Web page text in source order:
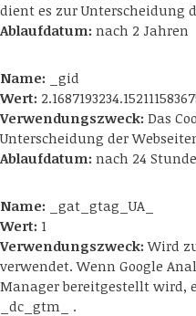
dient es zur Unterscheidung
Ablaufdatum: nach 2 Jahren
Name: _gid
Wert:
Verwendungszweck: Das
Unterscheidung der
Ablaufdatum: nach 24
Name: _gat_gtag_UA_
Wert: 1
Verwendungszweck: Wird
verwendet. Wenn Google
Manager bereitgestellt wird,
_dc_gtm_ .